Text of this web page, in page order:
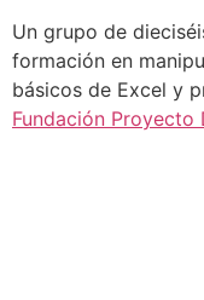
Un grupo de
formación en
básicos de Excel y
Fundación Proyecto